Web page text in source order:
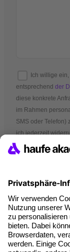
Ich willige
entsprechend der
diese konkrete
im Rahmen
SMS oder Telefon)
ich jederzeit
AGB